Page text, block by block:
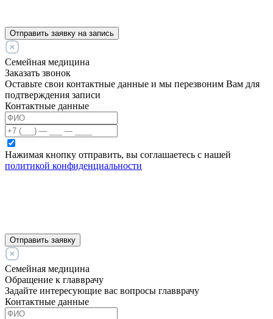
Отправить заявку на запись
Семейная медицина
Заказать звонок
Оставьте свои контактные данные и мы перезвоним Вам для
подтверждения записи
Контактные данные
Нажимая кнопку отправить, вы соглашаетесь с нашей
политикой конфиденциальности
Отправить заявку
Семейная медицина
Обращение к главврачу
Задайте интересующие вас вопросы главврачу
Контактные данные